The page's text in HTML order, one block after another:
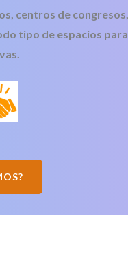
centros de congresos,
tipo de espacios para